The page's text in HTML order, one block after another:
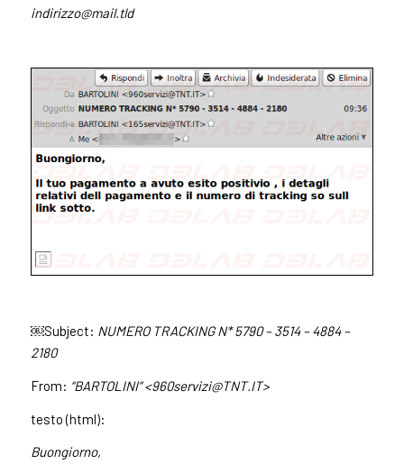
indirizzo@mail.tld
￼Subject: NUMERO TRACKING N* 5790 – 3514 – 4884 –
2180
From: “BARTOLINI” <960servizi@TNT.IT>
testo (html):
Buongiorno,